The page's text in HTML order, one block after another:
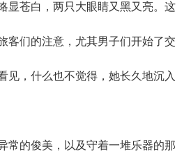
显苍白，两只大眼睛又黑又亮。这
客们的注意，尤其男子们开始了交
见，什么也不觉得，她长久地沉入
的俊美，以及守着一堆乐器的那